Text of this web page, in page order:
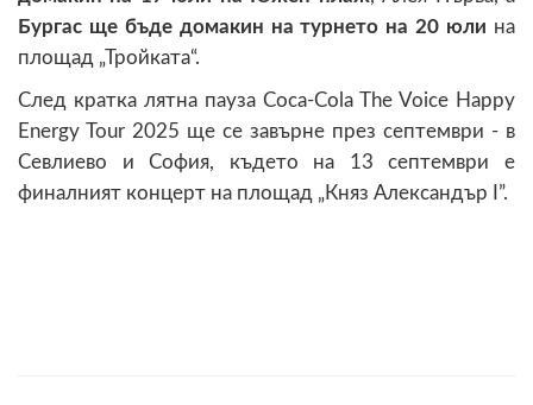
Бургас ще бъде домакин на турнето на 20 юли на
площад „Тройката“.
След кратка лятна пауза Coca-Cola The Voice Happy
Energy Tour 2025 ще се завърне през септември - в
Севлиево и София, където на 13 септември е
финалният концерт на площад „Княз Александър I”.